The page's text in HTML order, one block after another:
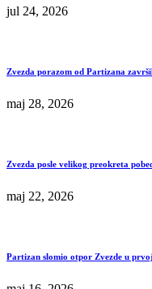
jul 24, 2026
Zvezda porazom od Partizana
maj 28, 2026
Zvezda posle velikog preokreta
maj 22, 2026
Partizan slomio otpor Zvezde u